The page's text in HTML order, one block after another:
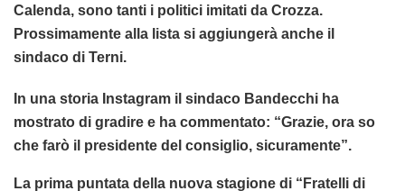
Calenda, sono tanti i politici imitati da Crozza.
Prossimamente alla lista si aggiungerà anche il
sindaco di Terni.
In una storia Instagram il sindaco Bandecchi ha
mostrato di gradire e ha commentato: “Grazie, ora so
che farò il presidente del consiglio, sicuramente”.
La prima puntata della nuova stagione di “Fratelli di